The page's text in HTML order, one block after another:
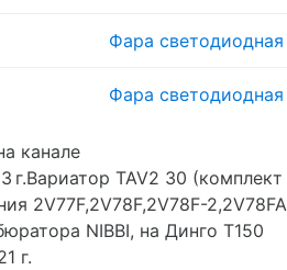
Фара
Фара светодиодная
канале
г.Вариатор TAV2 30
2V77F,2V78F,2V78F-
NIBBI, на Динго Т150
г.